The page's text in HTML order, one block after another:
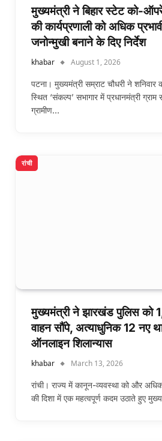
मुख्यमंत्री ने बिहार स्टेट को-
की कार्यप्रणाली को अधिक
जनोन्मुखी बनाने के दिए निर्देश
khabar August 1, 2026
पटना। मुख्यमंत्री सम्राट चौधरी ने
स्थित ‘संकल्प’ सभागार में प्रधानमंत्री
ग्रामीण…
रांची
मुख्यमंत्री ने झारखंड पुलिस
वाहन सौंपे, अत्याधुनिक 12 नए
ऑनलाइन शिलान्यास
khabar March 13, 2026
रांची। राज्य में कानून-व्यवस्था को और
की दिशा में एक महत्वपूर्ण कदम उठाते हुए